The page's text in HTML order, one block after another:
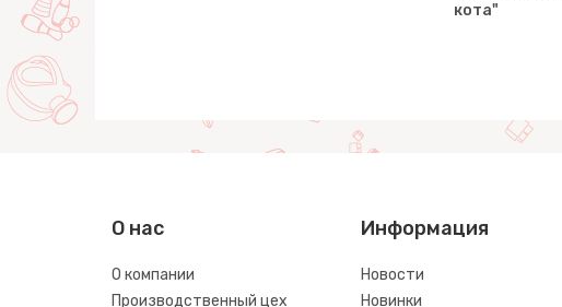
кота"
О нас
О компании
Производственный цех
Информация
Новости
Новинки